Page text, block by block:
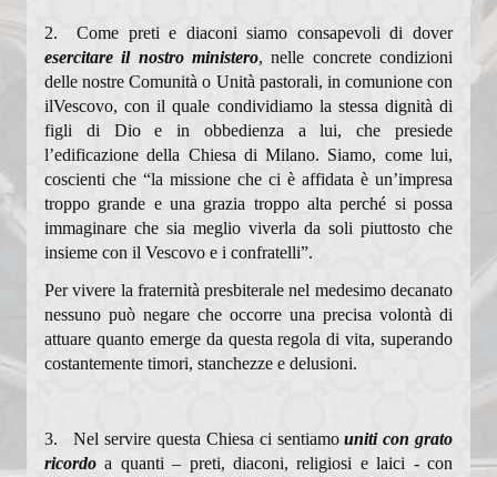
Comunità Pastorali
Associazioni
Assemblea Sinodale Decanale
Verbali
Chiesa dalle Genti
Formazione
Pastorale sociale
Mondo Economia
2. Come preti e diaconi siamo consapevoli di dover
esercitare il nostro ministero, nelle concrete condizioni
delle nostre Comunità o Unità pastorali, in comunione con
ilVescovo, con il quale condividiamo la stessa dignità di
figli di Dio e in obbedienza a lui, che presiede
l’edificazione della Chiesa di Milano. Siamo, come lui,
coscienti che “la missione che ci è affidata è un’impresa
troppo grande e una grazia troppo alta perché si possa
immaginare che sia meglio viverla da soli piuttosto che
insieme con il Vescovo e i confratelli”.
Per vivere la fraternità presbiterale nel medesimo decanato
nessuno può negare che occorre una precisa volontà di
attuare quanto emerge da questa regola di vita, superando
costantemente timori, stanchezze e delusioni.
3. Nel servire questa Chiesa ci sentiamouniti con grato
ricordo a quanti – preti, diaconi, religiosi e laici - con